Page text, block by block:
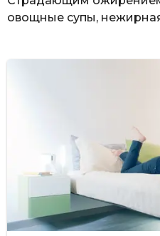
овощные супы,